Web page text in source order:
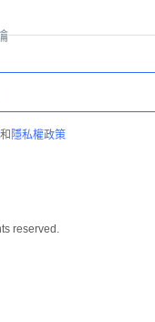
和 隱私權政策
reserved.